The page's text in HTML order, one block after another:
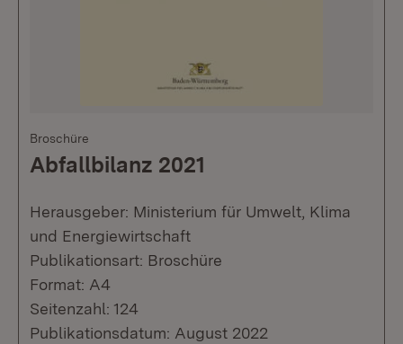
Broschüre
Abfallbilanz 2021
Herausgeber: Ministerium für Umwelt, Klima
und Energiewirtschaft
Publikationsart: Broschüre
Format: A4
Seitenzahl: 124
Publikationsdatum: August 2022